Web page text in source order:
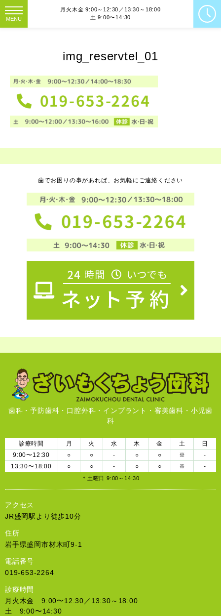
MENU
月火木金 9:00～12:30／13:30～18:00
土 9:00〜14:30
img_reservtel_01
歯でお困りの事があれば、お気軽にご連絡ください
歯科・予防歯科・口腔外科・インプラント・審美歯科・小児歯
科
診療時間 月 火 水 木 金 土
日
9:00〜12:30
○ ○ - ○ ○ ※
-
13:30〜18:00
○ ○ - ○ ○ ※ -
＊土曜日 9:00～14:30
アクセス
JR盛岡駅より徒歩10分
住所
岩手県盛岡市材木町9-1
電話番号
019-653-2264
診療時間
月火木金 9:00〜12:30／13:30～18:00
土 9:00〜14:30